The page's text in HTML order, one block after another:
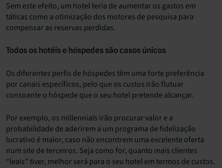
Sem este efeito, um hotel teria de aumentar os gastos em
táticas como a otimização dos motores de pesquisa para
compensar as reservas perdidas.
Todos os hotéis e hóspedes são casos únicos
Os diferentes perfis de hóspedes têm uma forte preferência
por canais específicos, pelo que os custos irão flutuar
consoante o hóspede que o seu hotel pretende alcançar.
Por exemplo, os millennials irão procurar valor e a
probabilidade de aderirem a um programa de fidelização
lucrativo é maior, caso não encontrem uma excelente oferta
num site de terceiros. Seja como for, quanto mais clientes
“leais” tiver, melhor será para o seu hotel em termos de custos.